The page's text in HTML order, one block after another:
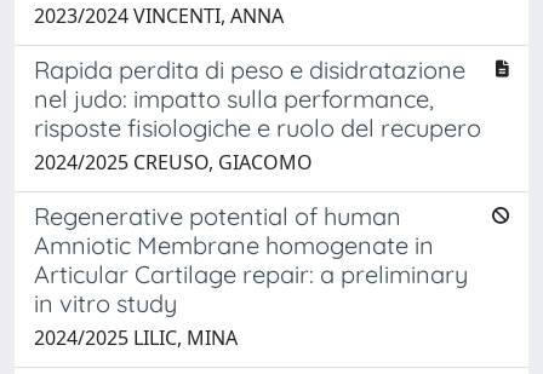
2023/2024 VINCENTI, ANNA
Rapida perdita di peso e disidratazione
nel judo: impatto sulla performance,
risposte fisiologiche e ruolo del recupero
2024/2025 CREUSO, GIACOMO
Regenerative potential of human
Amniotic Membrane homogenate in
Articular Cartilage repair: a preliminary
in vitro study
2024/2025 LILIC, MINA